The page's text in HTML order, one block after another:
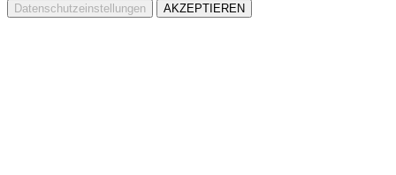
Datenschutzeinstellungen AKZEPTIEREN